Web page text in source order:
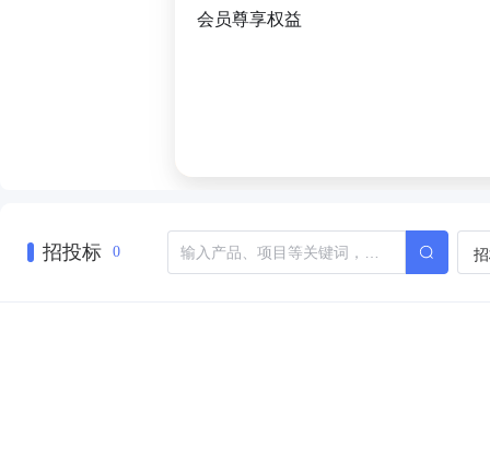
会员尊享权益
招投标 0